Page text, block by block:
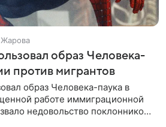
образ Человека-
против мигрантов
образ Человека-паука в
работе иммиграционной
недовольство поклонников